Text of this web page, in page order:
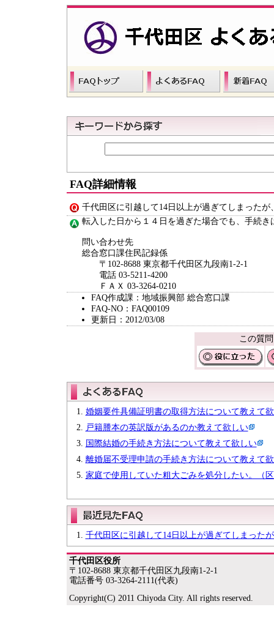
FAQ詳細情報
千代田区に引越して14日以上が過ぎてしまった
転入した日から１４日を過ぎた場合でも、手続
問い合わせ先
総合窓口課住民記録係
〒102-8688 東京都千代田区九段南1-2-1
電話 03-5211-4200
ＦＡＸ 03-3264-0210
FAQ作成課：地域振興部 総合窓口課
FAQ-NO：FAQ00109
更新日：2012/03/08
この質
婚姻要件具備証明書の取得方法について教えて
戸籍謄本の英訳版があるのか教えて欲しい
国際結婚の手続き方法について教えて欲しい
離婚届不受理申請の手続き方法について教えて
家庭で使用していた粗大ごみを処分したい。（
千代田区に引越して14日以上が過ぎてしまった
千代田区役所
〒102-8688 東京都千代田区九段南1-2-1
電話番号 03-3264-2111(代表)
Copyright(C) 2011 Chiyoda City. All rights reserved.